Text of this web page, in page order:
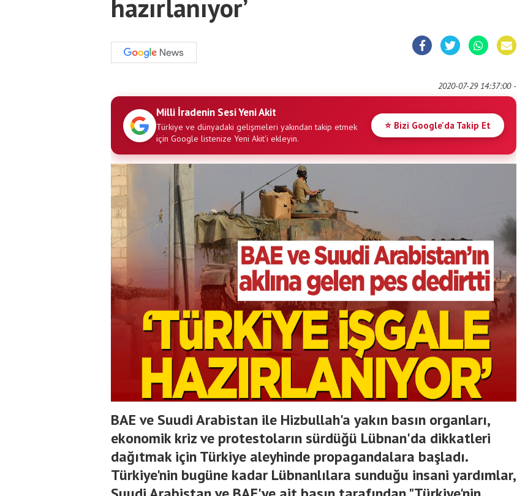
hazırlanıyor’
2020-07-29 14:37:00 -
Milli İradenin Sesi Yeni Akit
Türkiye ve dünyadaki gelişmeleri yakından takip etmek
için Google listenize Yeni Akit'i ekleyin.
⭐ Bizi Google'da Takip Et
BAE ve Suudi Arabistan ile Hizbullah'a yakın basın organları,
ekonomik kriz ve protestoların sürdüğü Lübnan'da dikkatleri
dağıtmak için Türkiye aleyhinde propagandalara başladı.
Türkiye'nin bugüne kadar Lübnanlılara sunduğu insani yardımlar,